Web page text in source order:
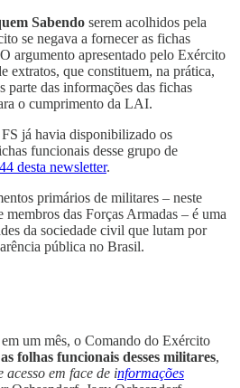
Sabendo serem acolhidos pela
se negava a fornecer as fichas
argumento apresentado pelo Exército
extratos, que constituem, na prática,
parte das informações das fichas
o cumprimento da LAI.
já havia disponibilizado os
funcionais desse grupo de
desta newsletter.
primários de militares – neste
das Forças Armadas – é uma
da sociedade civil que lutam por
pública no Brasil.
um mês, o Comando do Exército
folhas funcionais desses militares,
acesso em face de informações